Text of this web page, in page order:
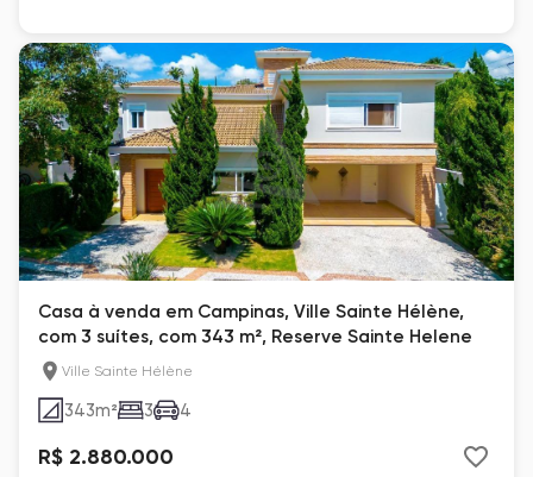
Casa à venda em Campinas, Ville Sainte Hélène,
com 3 suítes, com 343 m², Reserve Sainte Helene
Ville Sainte Hélène
343m² 3 4
R$ 2.880.000